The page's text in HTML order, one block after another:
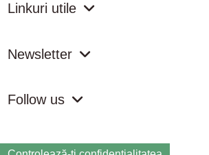
Linkuri utile
Newsletter
Follow us